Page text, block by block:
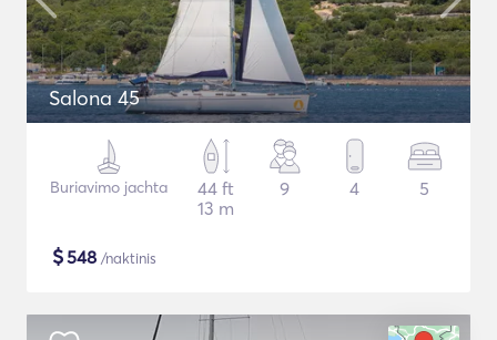
Salona 45
Buriavimo jachta
44 ft
13 m
9 4 5
$548 /naktinis